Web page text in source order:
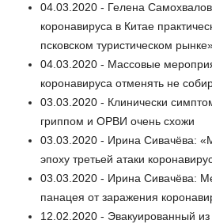
04.03.2020 - Гелена
коронавируса в Китае
псковском туристическом
04.03.2020 - Массовые
коронавируса отменять не
03.03.2020 - Клинически
гриппом и ОРВИ очень схожи
03.03.2020 - Ирина Сивачёва:
эпоху третьей атаки
03.03.2020 - Ирина Сивачёва:
панацея от заражения
12.02.2020 - Эвакуированный из